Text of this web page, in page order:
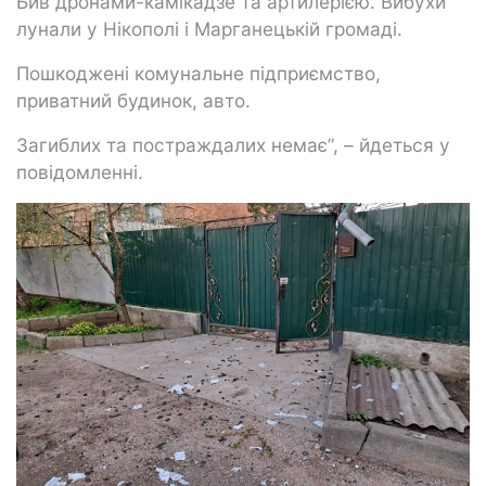
лунали у Нікополі і Марганецькій громаді.
Пошкоджені комунальне підприємство,
приватний будинок, авто.
Загиблих та постраждалих немає”, – йдеться у
повідомленні.